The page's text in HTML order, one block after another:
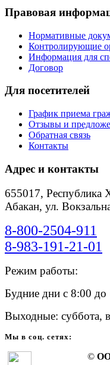
Правовая
Нормативные
Контролирующие
Информация для
Договор
Для посетителей
График приема
Отзывы и
Обратная связь
Контакты
Адрес и контакты
655017, Республика
Абакан, ул.
8-800-2504-911
8-983-191-21-01
Режим работы:
Будние дни с 8:00 до
Выходные: суббота,
Мы в соц. сетях:
©